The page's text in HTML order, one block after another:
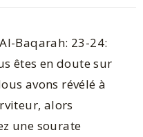
Baqarah: 23-24:
êtes en doute sur
avons révélé à
alors
une sourate